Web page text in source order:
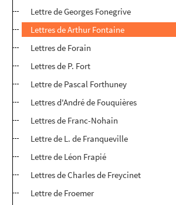
Lettre de Georges Fonegrive
Lettres de Arthur Fontaine
Lettres de Forain
Lettres de P. Fort
Lettre de Pascal Forthuney
Lettres d'André de Fouquières
Lettres de Franc-Nohain
Lettre de L. de Franqueville
Lettre de Léon Frapié
Lettres de Charles de Freycinet
Lettre de Froemer